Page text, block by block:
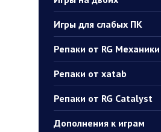
Игры для слабых ПК
Репаки от RG Механики
Репаки от xatab
Репаки от RG Catalyst
Дополнения к играм